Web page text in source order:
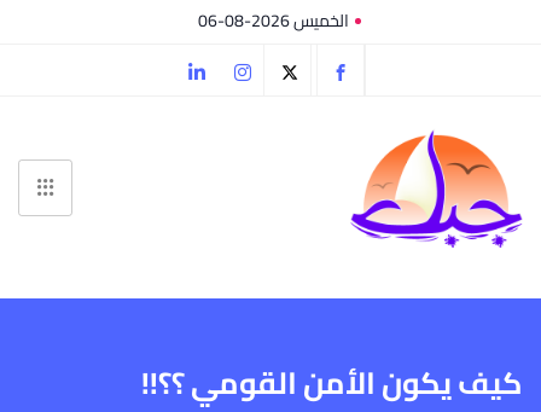
الخميس 2026-08-06
كيف يكون الأمن القومي ؟؟!!